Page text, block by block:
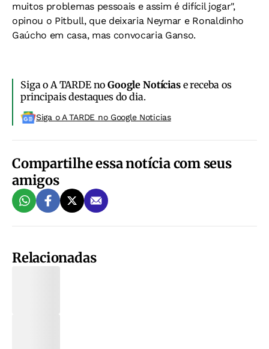
muitos problemas pessoais e assim é difícil jogar",
opinou o Pitbull, que deixaria Neymar e Ronaldinho
Gaúcho em casa, mas convocaria Ganso.
Siga o A TARDE noGoogle Notíciase receba os
principais destaques do dia.
Siga o A TARDE no Google Noticias
Compartilhe essa notícia com seus
amigos
Relacionadas